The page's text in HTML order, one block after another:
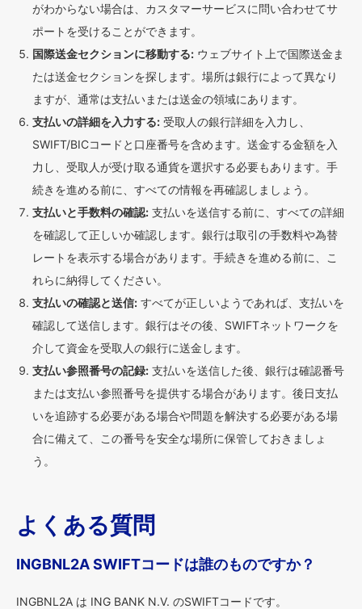
がわからない場合は、カスタマーサービスに問い合わせてサ
ポートを受けることができます。
国際送金セクションに移動する: ウェブサイト上で国際送金ま
たは送金セクションを探します。場所は銀行によって異なり
ますが、通常は支払いまたは送金の領域にあります。
支払いの詳細を入力する: 受取人の銀行詳細を入力し、
SWIFT/BICコードと口座番号を含めます。送金する金額を入
力し、受取人が受け取る通貨を選択する必要もあります。手
続きを進める前に、すべての情報を再確認しましょう。
支払いと手数料の確認: 支払いを送信する前に、すべての詳細
を確認して正しいか確認します。銀行は取引の手数料や為替
レートを表示する場合があります。手続きを進める前に、こ
れらに納得してください。
支払いの確認と送信: すべてが正しいようであれば、支払いを
確認して送信します。銀行はその後、SWIFTネットワークを
介して資金を受取人の銀行に送金します。
支払い参照番号の記録: 支払いを送信した後、銀行は確認番号
または支払い参照番号を提供する場合があります。後日支払
いを追跡する必要がある場合や問題を解決する必要がある場
合に備えて、この番号を安全な場所に保管しておきましょ
う。
よくある質問
INGBNL2A SWIFTコードは誰のものですか？
INGBNL2A は ING BANK N.V. のSWIFTコードです。